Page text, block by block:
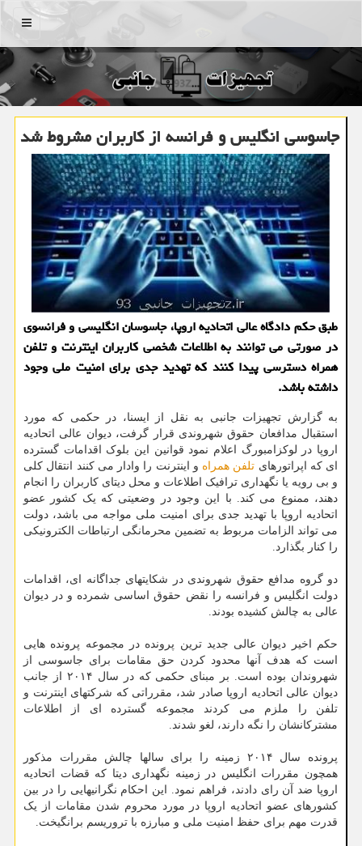
منو
جاسوسی انگلیس و فرانسه از كاربران مشروط شد
طبق حكم دادگاه عالی اتحادیه اروپا، جاسوسان انگلیسی و فرانسوی
در صورتی می توانند به اطلاعات شخصی كاربران اینترنت و تلفن
همراه دسترسی پیدا كنند كه تهدید جدی برای امنیت ملی وجود
داشته باشد.
به گزارش تجهیزات جانبی به نقل از ایسنا، در حکمی که مورد
استقبال مدافعان حقوق شهروندی قرار گرفت، دیوان عالی اتحادیه
اروپا در لوکزامبورگ اعلام نمود قوانین این بلوک اقدامات گسترده
ای که اپراتورهای تلفن همراه و اینترنت را وادار می کنند انتقال کلی
و بی رویه یا نگهداری ترافیک اطلاعات و محل دیتای کاربران را انجام
دهند، ممنوع می کند. با این وجود در وضعیتی که یک کشور عضو
اتحادیه اروپا با تهدید جدی برای امنیت ملی مواجه می باشد، دولت
می تواند الزامات مربوط به تضمین محرمانگی ارتباطات الکترونیکی
را کنار بگذارد.
دو گروه مدافع حقوق شهروندی در شکایتهای جداگانه ای، اقدامات
دولت انگلیس و فرانسه را نقض حقوق اساسی شمرده و در دیوان
عالی به چالش کشیده بودند.
حکم اخیر دیوان عالی جدید ترین پرونده در مجموعه پرونده هایی
است که هدف آنها محدود کردن حق مقامات برای جاسوسی از
شهروندان بوده است. بر مبنای حکمی که در سال ۲۰۱۴ از جانب
دیوان عالی اتحادیه اروپا صادر شد، مقرراتی که شرکتهای اینترنت و
تلفن را ملزم می کردند مجموعه گسترده ای از اطلاعات
مشترکانشان را نگه دارند، لغو شدند.
پرونده سال ۲۰۱۴ زمینه را برای سالها چالش مقررات مذکور
همچون مقررات انگلیس در زمینه نگهداری دیتا که قضات اتحادیه
اروپا ضد آن رای دادند، فراهم نمود. این احکام نگرانیهایی را در بین
کشورهای عضو اتحادیه اروپا در مورد محروم شدن مقامات از یک
قدرت مهم برای حفظ امنیت ملی و مبارزه با تروریسم برانگیخت.